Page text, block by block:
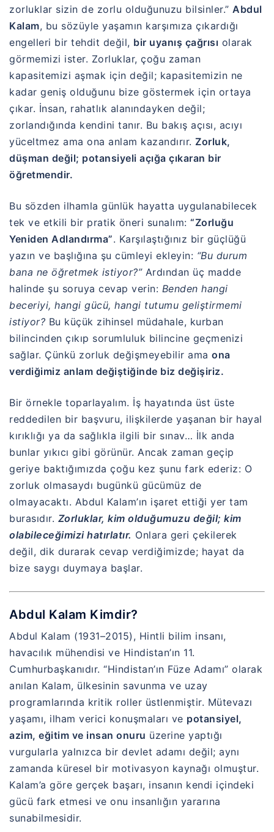
zorluklar sizin de zorlu olduğunuzu bilsinler.” Abdul
Kalam, bu sözüyle yaşamın karşımıza çıkardığı
engelleri bir tehdit değil, bir uyanış çağrısı olarak
görmemizi ister. Zorluklar, çoğu zaman
kapasitemizi aşmak için değil; kapasitemizin ne
kadar geniş olduğunu bize göstermek için ortaya
çıkar. İnsan, rahatlık alanındayken değil;
zorlandığında kendini tanır. Bu bakış açısı, acıyı
yüceltmez ama ona anlam kazandırır. Zorluk,
düşman değil; potansiyeli açığa çıkaran bir
öğretmendir.
Bu sözden ilhamla günlük hayatta uygulanabilecek
tek ve etkili bir pratik öneri sunalım: “Zorluğu
Yeniden Adlandırma”. Karşılaştığınız bir güçlüğü
yazın ve başlığına şu cümleyi ekleyin: “Bu durum
bana ne öğretmek istiyor?”Ardından üç madde
halinde şu soruya cevap verin: Benden hangi
beceriyi, hangi gücü, hangi tutumu geliştirmemi
istiyor? Bu küçük zihinsel müdahale, kurban
bilincinden çıkıp sorumluluk bilincine geçmenizi
sağlar. Çünkü zorluk değişmeyebilir ama ona
verdiğimiz anlam değiştiğinde biz değişiriz.
Bir örnekle toparlayalım. İş hayatında üst üste
reddedilen bir başvuru, ilişkilerde yaşanan bir hayal
kırıklığı ya da sağlıkla ilgili bir sınav… İlk anda
bunlar yıkıcı gibi görünür. Ancak zaman geçip
geriye baktığımızda çoğu kez şunu fark ederiz: O
zorluk olmasaydı bugünkü gücümüz de
olmayacaktı. Abdul Kalam’ın işaret ettiği yer tam
burasıdır. Zorluklar, kim olduğumuzu değil; kim
olabileceğimizi hatırlatır. Onlara geri çekilerek
değil, dik durarak cevap verdiğimizde; hayat da
bize saygı duymaya başlar.
Abdul Kalam Kimdir?
Abdul Kalam (1931–2015), Hintli bilim insanı,
havacılık mühendisi ve Hindistan’ın 11.
Cumhurbaşkanıdır. “Hindistan’ın Füze Adamı” olarak
anılan Kalam, ülkesinin savunma ve uzay
programlarında kritik roller üstlenmiştir. Mütevazı
yaşamı, ilham verici konuşmaları ve potansiyel,
azim, eğitim ve insan onuru üzerine yaptığı
vurgularla yalnızca bir devlet adamı değil; aynı
zamanda küresel bir motivasyon kaynağı olmuştur.
Kalam’a göre gerçek başarı, insanın kendi içindeki
gücü fark etmesi ve onu insanlığın yararına
sunabilmesidir.